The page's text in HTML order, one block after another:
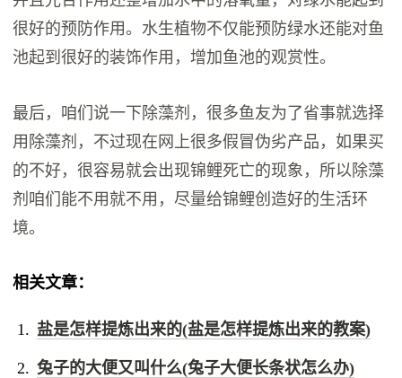
很好的预防作用。水生植物不仅能预防绿水还能对鱼
池起到很好的装饰作用，增加鱼池的观赏性。
​最后，咱们说一下除藻剂，很多鱼友为了省事就选择
用除藻剂，不过现在网上很多假冒伪劣产品，如果买
的不好，很容易就会出现锦鲤死亡的现象，所以除藻
剂咱们能不用就不用，尽量给锦鲤创造好的生活环
境。
相关文章：
盐是怎样提炼出来的(盐是怎样提炼出来的教案)
兔子的大便又叫什么(兔子大便长条状怎么办)